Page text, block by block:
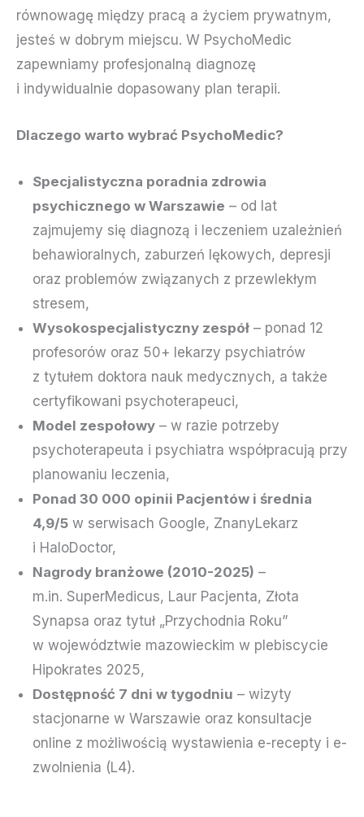
równowagę między pracą a życiem prywatnym,
jesteś w dobrym miejscu. W PsychoMedic
zapewniamy profesjonalną diagnozę
i indywidualnie dopasowany plan terapii.
Dlaczego warto wybrać PsychoMedic?
Specjalistyczna poradnia zdrowia
psychicznego w Warszawie – od lat
zajmujemy się diagnozą i leczeniem uzależnień
behawioralnych, zaburzeń lękowych, depresji
oraz problemów związanych z przewlekłym
stresem,
Wysokospecjalistyczny zespół – ponad 12
profesorów oraz 50+ lekarzy psychiatrów
z tytułem doktora nauk medycznych, a także
certyfikowani psychoterapeuci,
Model zespołowy – w razie potrzeby
psychoterapeuta i psychiatra współpracują przy
planowaniu leczenia,
Ponad 30 000 opinii Pacjentów i średnia
4,9/5 w serwisach Google, ZnanyLekarz
i HaloDoctor,
Nagrody branżowe (2010-2025) –
m.in. SuperMedicus, Laur Pacjenta, Złota
Synapsa oraz tytuł „Przychodnia Roku”
w województwie mazowieckim w plebiscycie
Hipokrates 2025,
Dostępność 7 dni w tygodniu – wizyty
stacjonarne w Warszawie oraz konsultacje
online z możliwością wystawienia e-recepty i e-
zwolnienia (L4).